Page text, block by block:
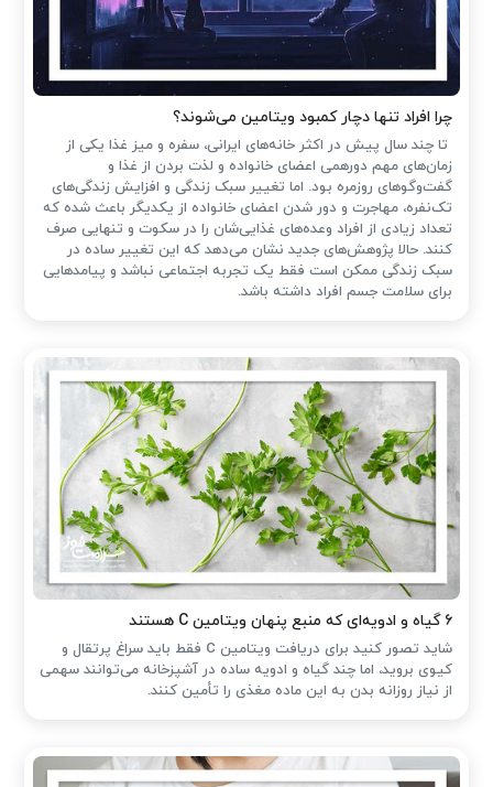
چرا افراد تنها دچار کمبود ویتامین می‌شوند؟
تا چند سال پیش در اکثر خانه‌های ایرانی، سفره و میز غذا یکی از
زمان‌های مهم دورهمی اعضای خانواده و لذت بردن از غذا و
گفت‌وگوهای روزمره بود. اما تغییر سبک زندگی و افزایش زندگی‌های
تک‌نفره، مهاجرت و دور شدن اعضای خانواده از یکدیگر باعث شده که
تعداد زیادی از افراد وعده‌های غذایی‌شان را در سکوت و تنهایی صرف
کنند. حالا پژوهش‌های جدید نشان می‌دهد که این تغییر ساده در
سبک زندگی ممکن است فقط یک تجربه اجتماعی نباشد و پیامدهایی
برای سلامت جسم افراد داشته باشد.
۶ گیاه و ادویه‌ای که منبع پنهان ویتامین C هستند
شاید تصور کنید برای دریافت ویتامین C فقط باید سراغ پرتقال و
کیوی بروید، اما چند گیاه و ادویه ساده در آشپزخانه می‌توانند سهمی
از نیاز روزانه بدن به این ماده مغذی را تأمین کنند.